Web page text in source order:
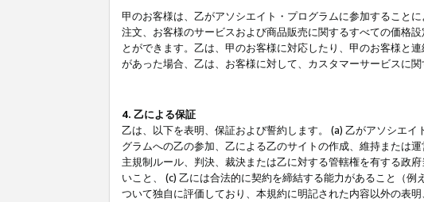
甲のお客様は、乙がアソシエイト・プログラムに参加すること
注文、お客様のサービスおよび商品販売に関するすべての価格
とができます。乙は、甲のお客様に対応したり、甲のお客様と
があった場合、乙は、お客様に対して、カスタマーサービスに
4. 乙による保証
乙は、以下を表明、保証および誓約します。 (a) 乙がアソシエ
グラムへの乙の参加、乙による乙のサイトの作成、維持または
主規制ルール、判決、裁決または乙に対する管轄権を有する政
いこと、 (c) 乙には合法的に契約を締結する能力があること（
ついて独自に評価しており、本規約に明記された内容以外の表